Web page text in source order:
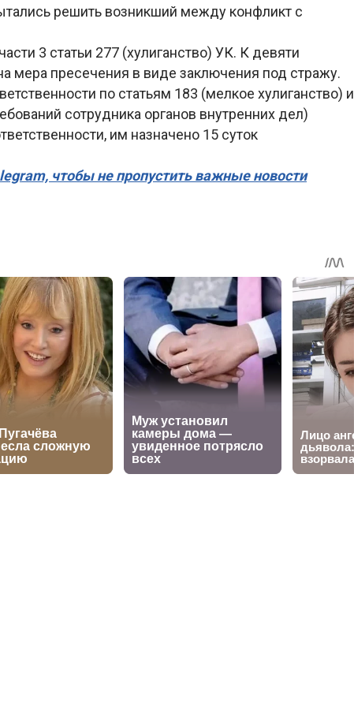
решить возникший между конфликт с
3 статьи 277 (хулиганство) УК. К девяти
мера пресечения в виде заключения под стражу.
по статьям 183 (мелкое хулиганство) и
сотрудника органов внутренних дел)
им назначено 15 суток
чтобы не пропустить важные новости